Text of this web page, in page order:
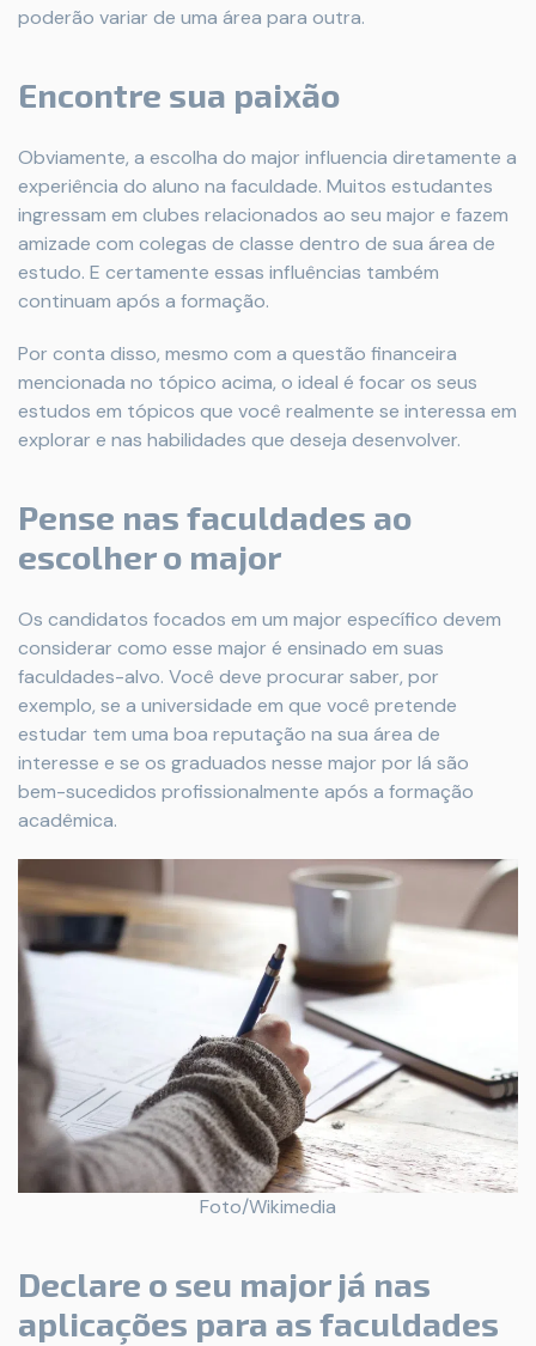
poderão variar de uma área para outra.
Encontre sua paixão
Obviamente, a escolha do major influencia diretamente a
experiência do aluno na faculdade. Muitos estudantes
ingressam em clubes relacionados ao seu major e fazem
amizade com colegas de classe dentro de sua área de
estudo. E certamente essas influências também
continuam após a formação.
Por conta disso, mesmo com a questão financeira
mencionada no tópico acima, o ideal é focar os seus
estudos em tópicos que você realmente se interessa em
explorar e nas habilidades que deseja desenvolver.
Pense nas faculdades ao
escolher o major
Os candidatos focados em um major específico devem
considerar como esse major é ensinado em suas
faculdades-alvo. Você deve procurar saber, por
exemplo, se a universidade em que você pretende
estudar tem uma boa reputação na sua área de
interesse e se os graduados nesse major por lá são
bem-sucedidos profissionalmente após a formação
acadêmica.
Foto/Wikimedia
Declare o seu major já nas
aplicações para as faculdades